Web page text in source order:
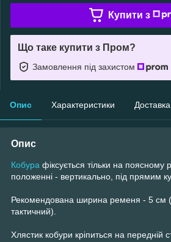
Купити з
Що таке купити з Пром?
Замовлення під захистом
Опис Характеристики Доставка
Опис
Кобура фіксується тільки на поясному
положенні - вертикально, під прямим
Рекомендована ширина ременя - 5 см
тактичний).
Хлястик кобури кріпиться на передній